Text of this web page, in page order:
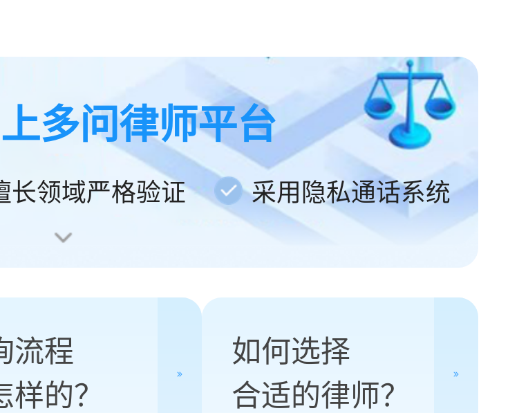
多问律师平台
长领域严格验证 采用隐私通话系统
流程
样的？
如何选择
合适的律师？